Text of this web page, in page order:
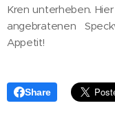
Kren unterheben.
angebratenen
Appetit!
Share